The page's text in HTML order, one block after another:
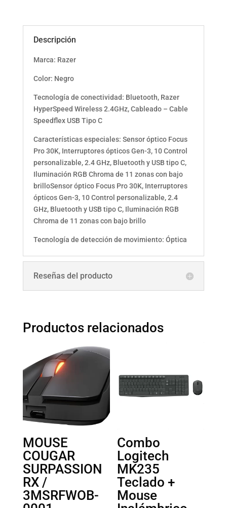
Descripción
Marca: Razer
Color: Negro
Tecnología de conectividad: Bluetooth, Razer
HyperSpeed Wireless 2.4GHz, Cableado – Cable
Speedflex USB Tipo C
Características especiales: Sensor óptico Focus
Pro 30K, Interruptores ópticos Gen-3, 10 Control
personalizable, 2.4 GHz, Bluetooth y USB tipo C,
Iluminación RGB Chroma de 11 zonas con bajo
brilloSensor óptico Focus Pro 30K, Interruptores
ópticos Gen-3, 10 Control personalizable, 2.4
GHz, Bluetooth y USB tipo C, Iluminación RGB
Chroma de 11 zonas con bajo brillo
Tecnología de detección de movimiento: Óptica
Reseñas del producto
Productos relacionados
MOUSE
COUGAR
SURPASSION
RX /
3MSRFWOB-
Combo
Logitech
MK235
Teclado +
Mouse